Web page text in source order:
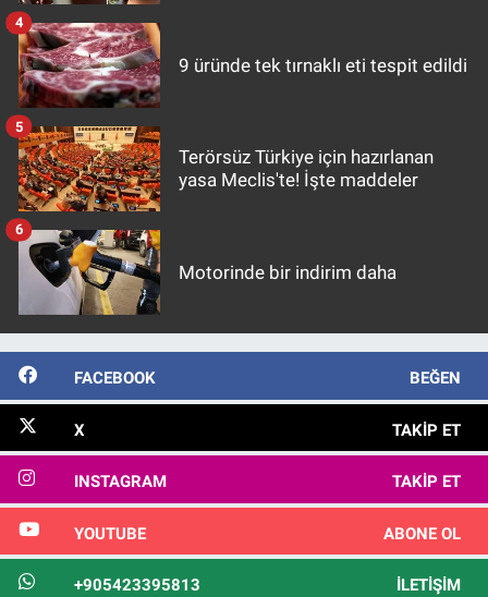
9 üründe tek tırnaklı eti tespit edildi
4
Terörsüz Türkiye için hazırlanan
yasa Meclis'te! İşte maddeler
5
Motorinde bir indirim daha
6
FACEBOOK BEĞEN
X TAKIP ET
INSTAGRAM TAKIP ET
YOUTUBE ABONE OL
+905423395813 İLETIŞIM